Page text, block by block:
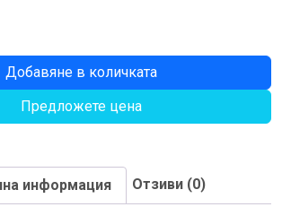
Добавяне в количката
Предложете цена
информация Отзиви (0)